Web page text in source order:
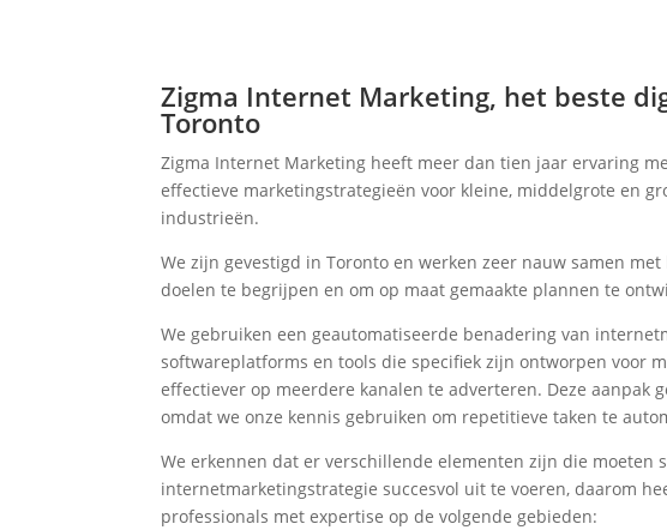
Zigma Internet Marketing, het beste
Toronto
Zigma Internet Marketing heeft meer dan tien jaar ervaring
effectieve marketingstrategieën voor kleine, middelgrote en
industrieën.
We zijn gevestigd in Toronto en werken zeer nauw samen
doelen te begrijpen en om op maat gemaakte plannen te
We gebruiken een geautomatiseerde benadering van
softwareplatforms en tools die specifiek zijn ontworpen voor
effectiever op meerdere kanalen te adverteren. Deze aanpak
omdat we onze kennis gebruiken om repetitieve taken te
We erkennen dat er verschillende elementen zijn die moeten
internetmarketingstrategie succesvol uit te voeren, daarom
professionals met expertise op de volgende gebieden: